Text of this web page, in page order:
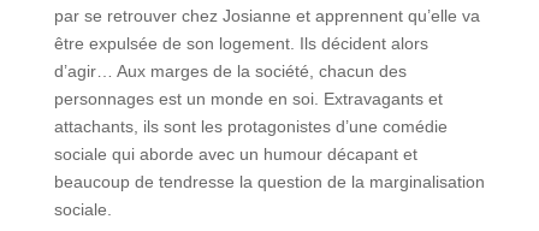
par se retrouver chez Josianne et apprennent qu’elle va
être expulsée de son logement. Ils décident alors
d’agir… Aux marges de la société, chacun des
personnages est un monde en soi. Extravagants et
attachants, ils sont les protagonistes d’une comédie
sociale qui aborde avec un humour décapant et
beaucoup de tendresse la question de la marginalisation
sociale.